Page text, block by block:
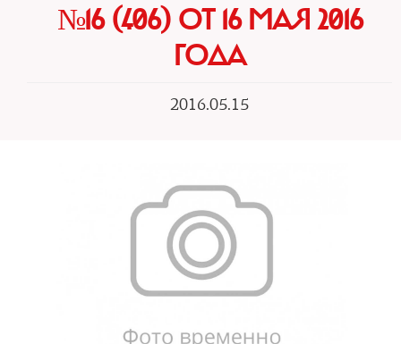
№16 (406) ОТ 16 МАЯ 2016
ГОДА
2016.05.15